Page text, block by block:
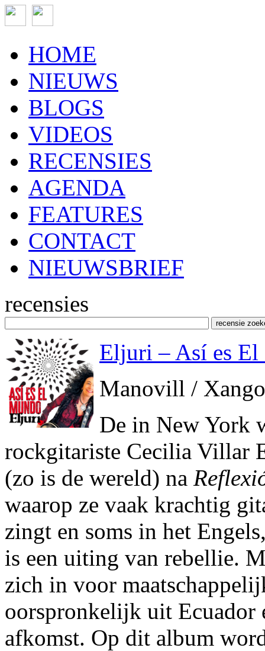
HOME
NIEUWS
BLOGS
VIDEOS
RECENSIES
AGENDA
FEATURES
CONTACT
NIEUWSBRIEF
recensies
Eljuri – Así es
Manovill /
De in New York
rockgitariste Cecilia Villar
(zo is de wereld) na
waarop ze vaak krachtig
zingt en soms in het
is een uiting van rebellie.
zich in voor
oorspronkelijk uit Ecuador
afkomst. Op dit album